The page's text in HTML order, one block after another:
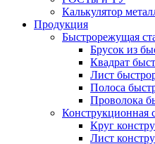
Калькулятор
Продукция
Быстрорежущая
Брусок из
Квадрат
Лист
Полоса
Проволока
Конструкционная
Круг
Лист